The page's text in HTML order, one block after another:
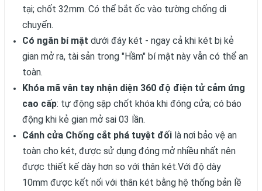
tại; chốt 32mm. Có thể bắt ốc vào tường chống di
chuyển.
Có ngăn bí mật dưới đáy két - ngay cả khi két bị kẻ
gian mở ra, tài sản trong "Hầm" bí mật này vẫn có thể an
toàn.
Khóa mã vân tay nhận diện 360 độ điện tử cảm ứng
cao cấp: tự động sập chốt khóa khi đóng cửa; có báo
động khi kẻ gian mở sai 03 lần.
Cánh cửa Chống cắt phá tuyệt đối là nơi bảo vệ an
toàn cho két, được sử dụng đóng mở nhiều nhất nên
được thiết kế dày hơn so với thân két.Với độ dày
10mm được kết nối với thân két bằng hệ thống bản lề